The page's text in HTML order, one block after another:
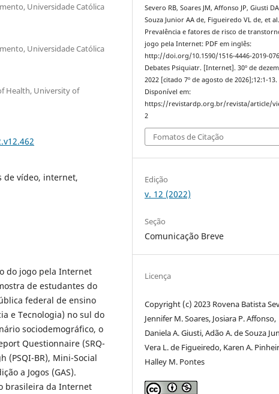
Universidade Católica
Universidade Católica
Health, University of
de vídeo, internet,
do jogo pela Internet
de estudantes do
federal de ensino
e Tecnologia) no sul do
sociodemográfico, o
Questionnaire (SRQ-
(PSQI-BR), Mini-Social
a Jogos (GAS).
brasileira da Internet
Severo RB, Soares JM, Affonso JP, Giusti
Souza Junior AA de, Figueiredo VL de, et al.
Prevalência e fatores de risco de
jogo pela Internet: PDF em inglês:
http://doi.org/10.1590/1516-4446-2019-
Debates Psiquiatr. [Internet]. 30º de
2022 [citado 7º de agosto de 2026];12:1-13.
Disponível em:
https://revistardp.org.br/revista/article/
2
Fomatos de Citação
Edição
v. 12 (2022)
Seção
Comunicação Breve
Licença
Copyright (c) 2023 Rovena Batista
Jennifer M. Soares, Josiara P. Affonso,
Daniela A. Giusti, Adão A. de Souza
Vera L. de Figueiredo, Karen A.
Halley M. Pontes